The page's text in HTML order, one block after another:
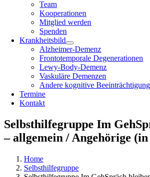
Team
Kooperationen
Mitglied werden
Spenden
Krankheitsbild
Alzheimer-Demenz
Frontotemporale Degenerationen
Lewy-Body-Demenz
Vaskuläre Demenzen
Andere kognitive
Termine
Kontakt
Selbsthilfegruppe Im
– allgemein / Angehörige (in
Home
Selbsthilfegruppe